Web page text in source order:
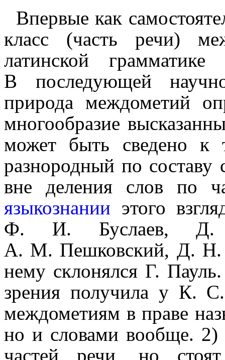
Впервые как
класс (часть речи)
латинской
В последующей
природа междо­ме­тий
многообразие
может быть сведено
разнородный по составу
вне деления слов по
языкознании этого
Ф. И. Буслаев, Д. Н.
А. М. Пешковский, Д. Н.
нему склонялся Г.
зрения получила у К. С.
междо­ме­тиям в праве
но и словами вообще. 2)
частей речи, но